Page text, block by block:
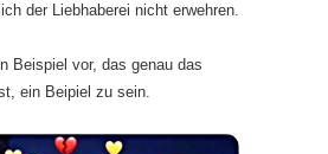
der Liebhaberei nicht erwehren.
Beispiel vor, das genau das
ein Beipiel zu sein.